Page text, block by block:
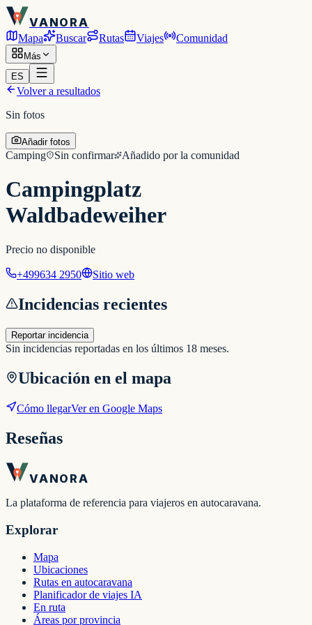
VANORA
Mapa Buscar Rutas Viajes Comunidad
Más
ES
Volver a resultados
Sin fotos
Añadir fotos
Camping Sin confirmar Añadido por la comunidad
Campingplatz
Waldbadeweiher
Precio no disponible
+499634 2950 Sitio web
Incidencias recientes
Reportar incidencia
Sin incidencias reportadas en los últimos 18 meses.
Ubicación en el mapa
Cómo llegarVer en Google Maps
Reseñas
VANORA
La plataforma de referencia para viajeros en autocaravana.
Explorar
Mapa
Ubicaciones
Rutas en autocaravana
Planificador de viajes IA
En ruta
Áreas por provincia